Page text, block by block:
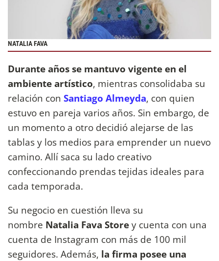
NATALIA FAVA
Durante años se mantuvo vigente en el
ambiente artístico, mientras consolidaba su
relación con Santiago Almeyda, con quien
estuvo en pareja varios años. Sin embargo, de
un momento a otro decidió alejarse de las
tablas y los medios para emprender un nuevo
camino. Allí saca su lado creativo
confeccionando prendas tejidas ideales para
cada temporada.
Su negocio en cuestión lleva su
nombre Natalia Fava Storey cuenta con una
cuenta de Instagram con más de 100 mil
seguidores. Además, la firma posee una